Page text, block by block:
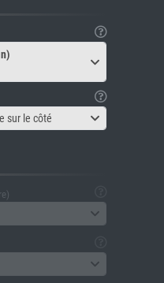
sur le côté